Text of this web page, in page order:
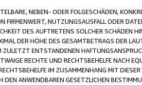
NEBEN- ODER FOLGESCHÄDEN,
FIRMENWERT, NUTZUNGSAUSFALL ODER
DES AUFTRETENS SOLCHER SCHÄDEN
DER HÖHE DES GESAMTBETRAGS DER
ENTSTANDENEN
RECHTE UND RECHTSBEHELFE NACH
IM ZUSAMMENHANG MIT
ANWENDBAREN GESETZLICHEN